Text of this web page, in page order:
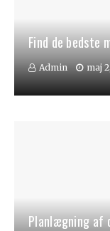
Find de bedste
Admin maj
Planlægning af